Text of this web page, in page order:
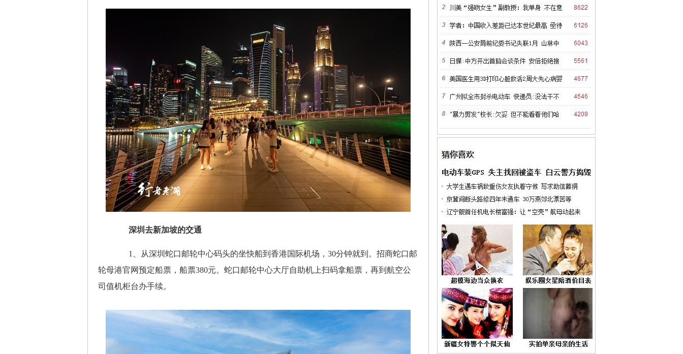
深圳去新加坡的交通
1、从深圳蛇口邮轮中心码头的坐快船到香港国际机场，30分钟就到。招商蛇口邮
轮母港官网预定船票，船票380元。蛇口邮轮中心大厅自助机上扫码拿船票，再到航空公
司值机柜台办手续。